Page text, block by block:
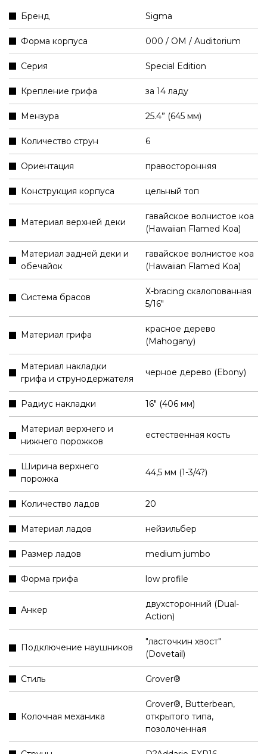
Бренд Sigma
Форма корпуса 000 / OM / Auditorium
Серия Special Edition
Крепление грифа за 14 ладу
Мензура 25.4” (645 мм)
Количество струн 6
Ориентация правосторонняя
Конструкция корпуса цельный топ
Материал верхней деки
гавайское волнистое коа
(Hawaiian Flamed Koa)
Материал задней деки и
обечайок
гавайское волнистое коа
(Hawaiian Flamed Koa)
Система брасов
X-bracing скалопованная
5/16"
Материал грифа
красное дерево
(Mahogany)
Материал накладки
грифа и струнодержателя
черное дерево (Ebony)
Радиус накладки 16" (406 мм)
Материал верхнего и
нижнего порожков
естественная кость
Ширина верхнего
порожка
44,5 мм (1-3/4?)
Количество ладов 20
Материал ладов нейзильбер
Размер ладов medium jumbo
Форма грифа low profile
Анкер
двухсторонний (Dual-
Action)
Подключение наушников
"ласточкин хвост"
(Dovetail)
Стиль Grover®
Колочная механика
Grover®, Butterbean,
открытого типа,
позолоченная